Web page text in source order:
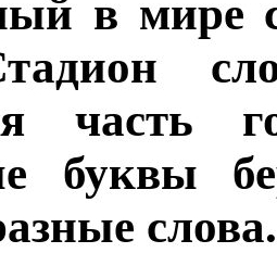
в мире
часть
буквы